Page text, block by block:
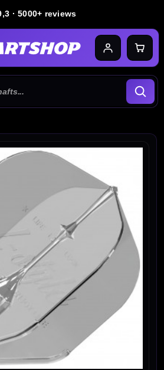
· 5000+ reviews